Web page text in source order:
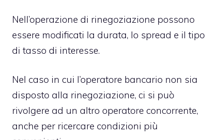
Nell’operazione di rinegoziazione possono
essere modificati la durata, lo spread e il tipo
di tasso di interesse.
Nel caso in cui l’operatore bancario non sia
disposto alla rinegoziazione, ci si può
rivolgere ad un altro operatore concorrente,
anche per ricercare condizioni più